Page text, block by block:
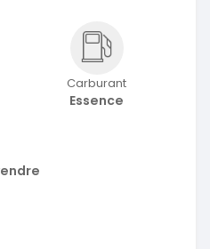
Carburant
Essence